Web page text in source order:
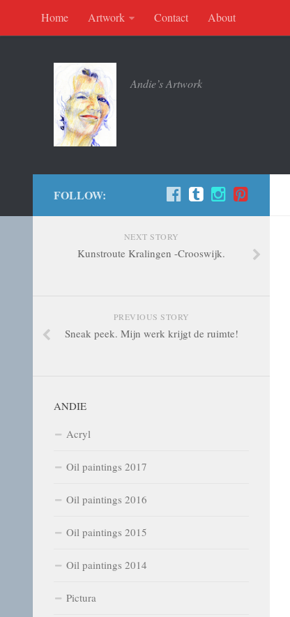
Home Artwork Contact About
Andie’s Artwork
FOLLOW:
NEXT STORY
Kunstroute Kralingen -Crooswijk.
PREVIOUS STORY
Sneak peek. Mijn werk krijgt de ruimte!
ANDIE
Acryl
Oil paintings 2017
Oil paintings 2016
Oil paintings 2015
Oil paintings 2014
Pictura